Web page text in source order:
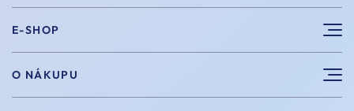
E-SHOP
Sluneční brýle
Sportovní brýle
O NÁKUPU